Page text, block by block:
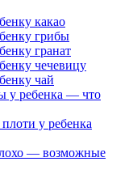
какао
грибы
гранат
чечевицу
чай
у ребенка — что
у ребенка
— возможные